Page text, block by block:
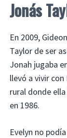
Jonás
En 2009,
Taylor de ser
Jonah jugaba
llevó a vivir con
rural donde
en 1986.
Evelyn no